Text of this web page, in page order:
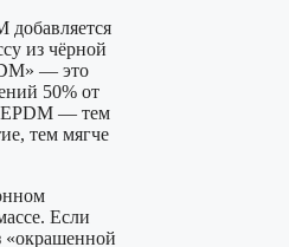
из чёрной
— это
50% от
EPDM — тем
тем мягче
Если
«окрашенной